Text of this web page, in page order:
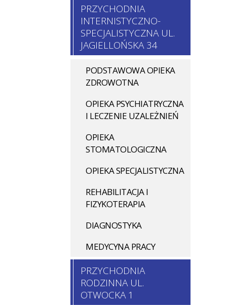
PRZYCHODNIA
INTERNISTYCZNO-
SPECJALISTYCZNA UL.
JAGIELLOŃSKA 34
PODSTAWOWA OPIEKA
ZDROWOTNA
OPIEKA PSYCHIATRYCZNA
I LECZENIE UZALEŻNIEŃ
OPIEKA
STOMATOLOGICZNA
OPIEKA SPECJALISTYCZNA
REHABILITACJA I
FIZYKOTERAPIA
DIAGNOSTYKA
MEDYCYNA PRACY
PRZYCHODNIA
RODZINNA UL.
OTWOCKA 1